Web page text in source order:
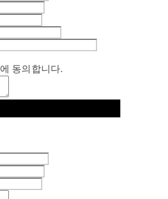
에 동의합니다.